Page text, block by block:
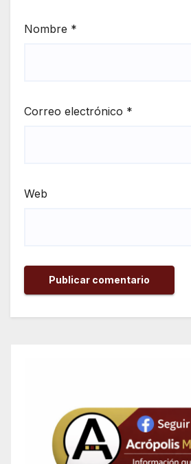
Nombre *
Correo electrónico *
Web